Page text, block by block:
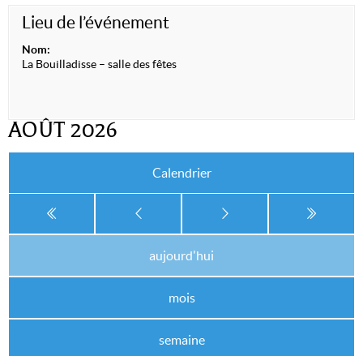
Lieu de l’événement
Nom:
La Bouilladisse – salle des fêtes
AOÛT 2026
Calendrier
aujourd'hui
mois
semaine